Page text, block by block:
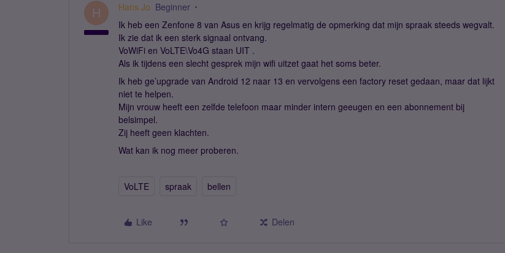
H Hans Jo Beginner
Ik heb een Zenfone 8 van Asus en krijg regelmatig de opmerking dat mijn spraak steeds wegvalt.
Ik zie dat ik een sterk signaal ontvang.
VoWiFi en VoLTE\Vo4G staan UIT .
Als ik tijdens een slecht gesprek mijn wifi uitzet gaat het soms beter.
Ik heb ge’upgrade van Android 12 naar 13 en vervolgens een factory reset gedaan, maar dat lijkt
niet te helpen.
Mijn vrouw heeft een zelfde telefoon maar minder intern geeugen en een abonnement bij
belsimpel.
Zij heeft geen klachten.
Wat kan ik nog meer proberen.
VoLTE spraak bellen
Like Delen